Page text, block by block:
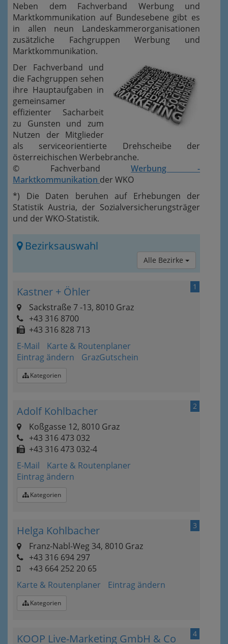
Neben dem Fachverband Werbung und
Marktkommunikation auf Bundesebene gibt es
in allen neun Landeskammerorganisationen
zusätzliche Fachgruppen Werbung und
Marktkommunikation.
Der Fachverband und
die Fachgruppen sehen
ihre Hauptaufgaben in
gemeinsamer
effizienter Sacharbeit
zu Gunsten und zum
Nutzen der Mitglieder
als serviceorientierte Drehscheibe der
österreichischen Werbebranche.
© FachverbandWerbung -
Marktkommunikation der WKO
*) Die Daten beruhen auf Erhebungen der
Statistik Austria, der Sozialversicherungsträger
und der WKO-Statistik.
Bezirksauswahl
Alle Bezirke
1
Kastner + Öhler
Sackstraße 7 -13, 8010 Graz
+43 316 8700
+43 316 828 713
E-Mail
Karte & Routenplaner
Eintrag ändern
GrazGutschein
Kategorien
2
Adolf Kohlbacher
Koßgasse 12, 8010 Graz
+43 316 473 032
+43 316 473 032-4
E-Mail
Karte & Routenplaner
Eintrag ändern
Kategorien
3
Helga Kohlbacher
Franz-Nabl-Weg 34, 8010 Graz
+43 316 694 297
+43 664 252 20 65
Karte & Routenplaner
Eintrag ändern
Kategorien
4
KOOP Live-Marketing GmbH & Co